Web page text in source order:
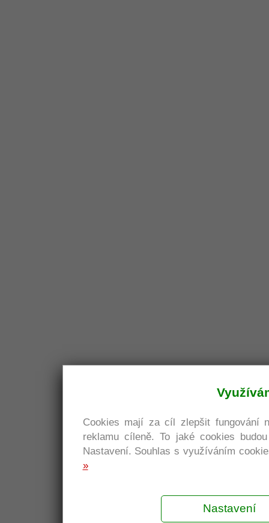
Cookies mají za cíl zlepšit fungování
reklamu cíleně. To jaké cookies
Nastavení. Souhlas s využíváním
»
Nastavení